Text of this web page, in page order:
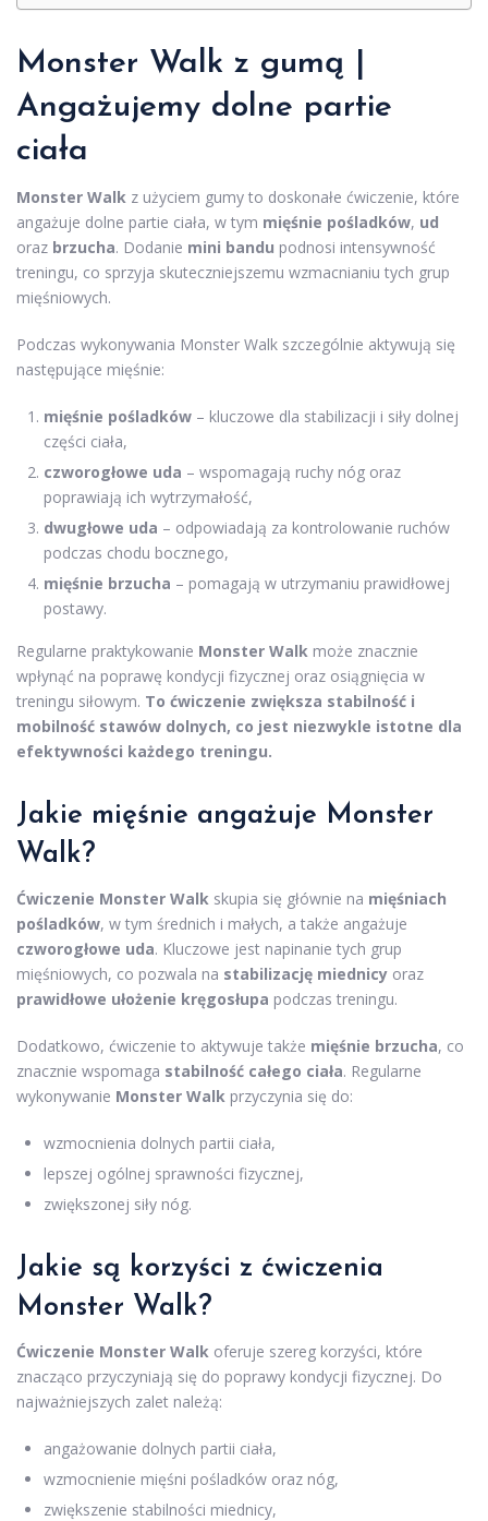
Monster Walk z gumą |
Angażujemy dolne partie
ciała
Monster Walk z użyciem gumy to doskonałe ćwiczenie, które
angażuje dolne partie ciała, w tym mięśnie pośladków, ud
oraz brzucha. Dodanie mini bandu podnosi intensywność
treningu, co sprzyja skuteczniejszemu wzmacnianiu tych grup
mięśniowych.
Podczas wykonywania Monster Walk szczególnie aktywują się
następujące mięśnie:
mięśnie pośladków – kluczowe dla stabilizacji i siły dolnej
części ciała,
czworogłowe uda – wspomagają ruchy nóg oraz
poprawiają ich wytrzymałość,
dwugłowe uda – odpowiadają za kontrolowanie ruchów
podczas chodu bocznego,
mięśnie brzucha – pomagają w utrzymaniu prawidłowej
postawy.
Regularne praktykowanie Monster Walk może znacznie
wpłynąć na poprawę kondycji fizycznej oraz osiągnięcia w
treningu siłowym. To ćwiczenie zwiększa stabilność i
mobilność stawów dolnych, co jest niezwykle istotne dla
efektywności każdego treningu.
Jakie mięśnie angażuje Monster
Walk?
Ćwiczenie Monster Walk skupia się głównie na mięśniach
pośladków, w tym średnich i małych, a także angażuje
czworogłowe uda. Kluczowe jest napinanie tych grup
mięśniowych, co pozwala na stabilizację miednicy oraz
prawidłowe ułożenie kręgosłupa podczas treningu.
Dodatkowo, ćwiczenie to aktywuje także mięśnie brzucha, co
znacznie wspomaga stabilność całego ciała. Regularne
wykonywanie Monster Walk przyczynia się do:
wzmocnienia dolnych partii ciała,
lepszej ogólnej sprawności fizycznej,
zwiększonej siły nóg.
Jakie są korzyści z ćwiczenia
Monster Walk?
Ćwiczenie Monster Walk oferuje szereg korzyści, które
znacząco przyczyniają się do poprawy kondycji fizycznej. Do
najważniejszych zalet należą:
angażowanie dolnych partii ciała,
wzmocnienie mięśni pośladków oraz nóg,
zwiększenie stabilności miednicy,